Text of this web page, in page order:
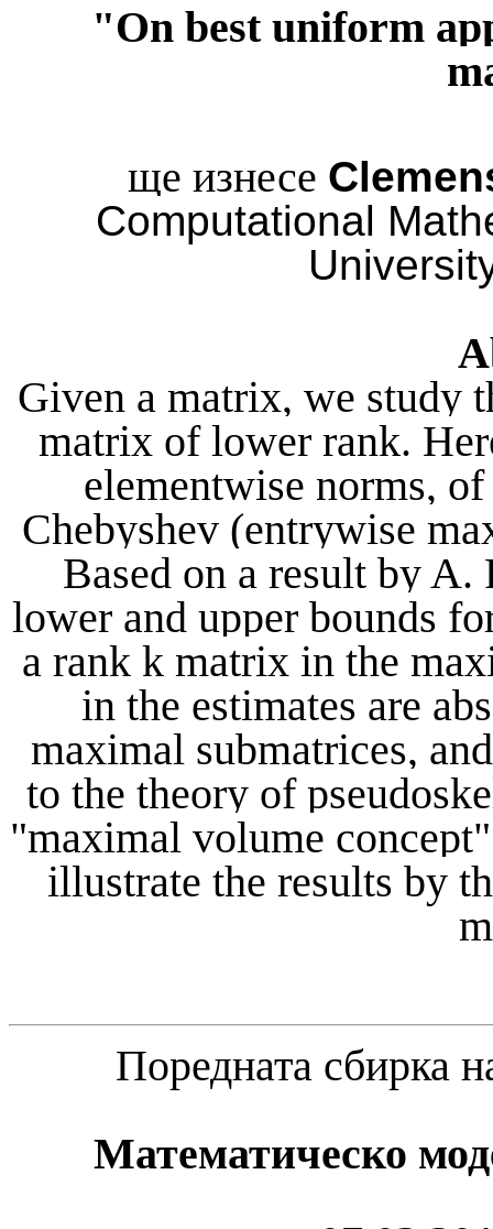
"On best uniform
ще изнесе
Computational
Given a matrix, we study
matrix of lower rank.
elementwise norms,
Chebyshev (entrywise
Based on a result by
lower and upper bounds
a rank k matrix in the
in the estimates are
maximal submatrices,
to the theory of
"maximal volume
illustrate the results by
Поредната сбирка
Математическо